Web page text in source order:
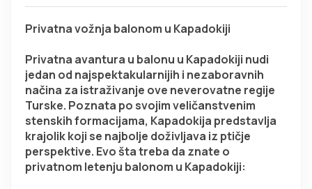
Privatna vožnja balonom u Kapadokiji
Privatna avantura u balonu u Kapadokiji nudi
jedan od najspektakularnijih i nezaboravnih
načina za istraživanje ove neverovatne regije
Turske. Poznata po svojim veličanstvenim
stenskih formacijama, Kapadokija predstavlja
krajolik koji se najbolje doživljava iz ptičje
perspektive. Evo šta treba da znate o
privatnom letenju balonom u Kapadokiji: